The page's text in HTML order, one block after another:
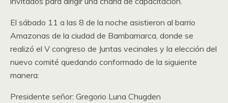
El sábado 11 a las 8 de la noche asistieron al barrio
Amazonas de la ciudad de Bambamarca, donde se
realizó el V congreso de Juntas vecinales y la elección del
nuevo comité quedando conformado de la siguiente
manera:
Presidente señor: Gregorio Luna Chugden